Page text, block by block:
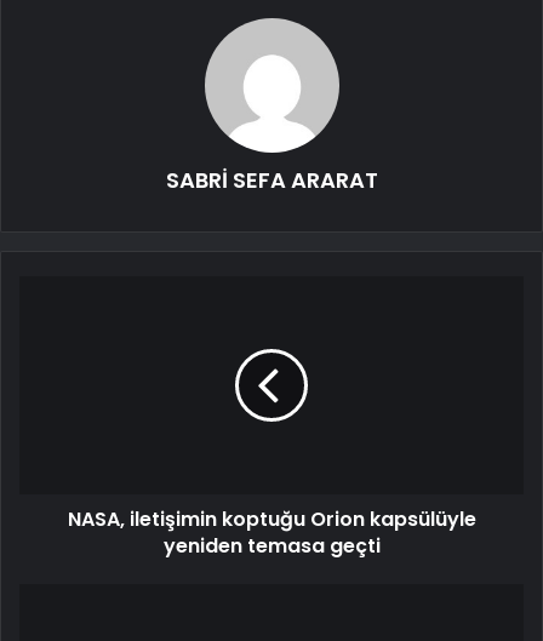
SABRİ SEFA ARARAT
NASA, iletişimin koptuğu Orion kapsülüyle
yeniden temasa geçti